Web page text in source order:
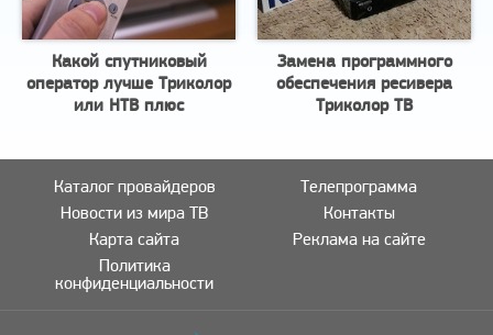
Какой спутниковый
оператор лучше Триколор
или НТВ плюс
Замена программного
обеспечения ресивера
Триколор ТВ
Каталог провайдеров
Телепрограмма
Новости из мира ТВ
Контакты
Карта сайта
Реклама на сайте
Политика
конфиденциальности